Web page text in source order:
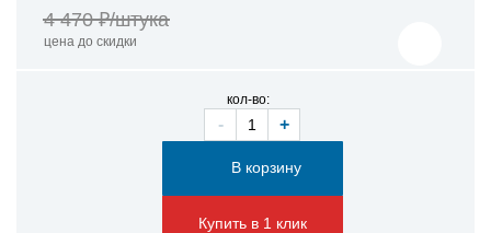
4 470 ₽/штука
цена до скидки
кол-во:
- +
Купить в 1 клик